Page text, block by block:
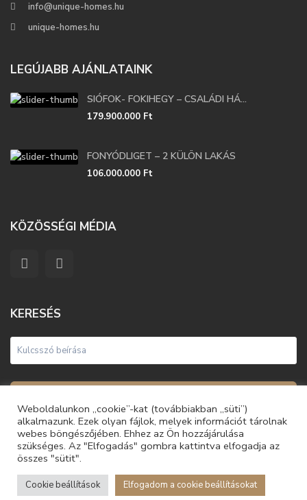
info@unique-homes.hu
unique-homes.hu
LEGÚJABB AJÁNLATAINK
SIÓFOK- FOKIHEGY – CSALÁDI HÁ...
179.900.000 Ft
FONYÓDLIGET – 2 KÜLÖN LAKÁS
106.000.000 Ft
KÖZÖSSÉGI MÉDIA
KERESÉS
© 2021 Unique Homes | Minden jog fenntartva
Általános Szerződési Feltételek
Adatvédelmi és Adatkezelési
Weboldalunkon „cookie”-kat (továbbiakban „süti”)
alkalmazunk. Ezek olyan fájlok, melyek információt tárolnak
webes böngészőjében. Ehhez az Ön hozzájárulása
szükséges. Az "Elfogadás" gombra kattintva elfogadja az
összes "sütit".
Cookie beállítások Elfogadom a cookie beállításokat
Nagy Nikolett